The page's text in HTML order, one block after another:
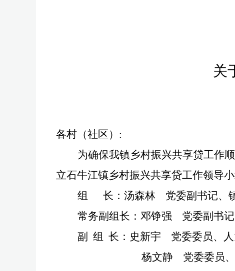
关
各村 （社区） :
为确保我镇乡村振兴共享贷工作
立石牛江镇乡村振兴共享贷工作领导
组
长 ： 汤森林 党委副书记、
常务副 组长 ： 邓铮强 党委副书记
副
组 长 ： 史新宇 党委委员、
杨文静
党委委员、